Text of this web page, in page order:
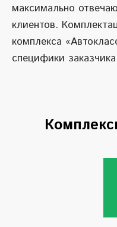
максимально
клиентов.
комплекса
специфики